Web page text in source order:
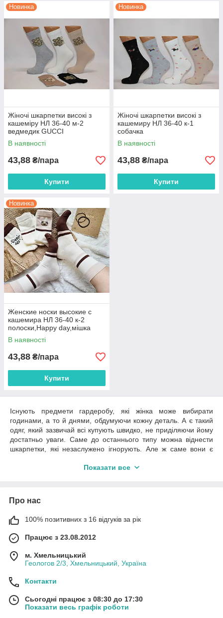
Новинка
Жіночі шкарпетки високі з
кашеміру НЛ 36-40 м-2
ведмедик GUCCI
В наявності
43,88 ₴/пара
Купити
Новинка
Жіночі шкарпетки високі з
кашемиру НЛ 36-40 к-1
собачка
В наявності
43,88 ₴/пара
Купити
Новинка
Женские носки высокие с
кашемира НЛ 36-40 к-2
полоски,Happy day,мішка
В наявності
43,88 ₴/пара
Купити
Існують предмети гардеробу, які жінка може вибирати
годинами, а то й днями, обдумуючи кожну деталь. А є такий
одяг, який зазвичай всі купують швидко, не приділяючи йому
достатньо уваги. Саме до останнього типу можна віднести
шкарпетки, які незаслужено ігнорують. Але ж саме вони є
під силу як зробити людину оригінальною, креативною, так і
надійного постачальника і зі смаком до вибору його товару.
магазину шкарпеток із оптимальними умовами продажу. Ми
найширшому асортименті, оскільки зібрали на одному
виробників. Це стане в нагоді підприємцям, власникам
роздрібних торгових точок, а також дозволить звичайним
споживачам робити вигідні закупки для власних потреб.
Правильно купуємо й обираємо жіночі
шкарпетки оптом
Показати все
Про нас
100% позитивних з 16 відгуків за рік
Працює з 23.08.2012
м. Хмельницький
Геологов 2/3, Хмельницький, Україна
Контакти
Сьогодні працює з 08:30 до 17:30
Показати весь графік роботи